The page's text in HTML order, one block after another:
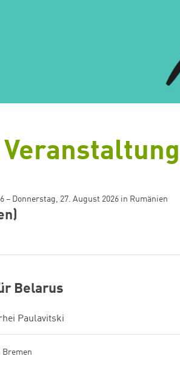
– Donnerstag, 27. August 2026 in Rumänien
Belarus
Paulavitski
Bremen